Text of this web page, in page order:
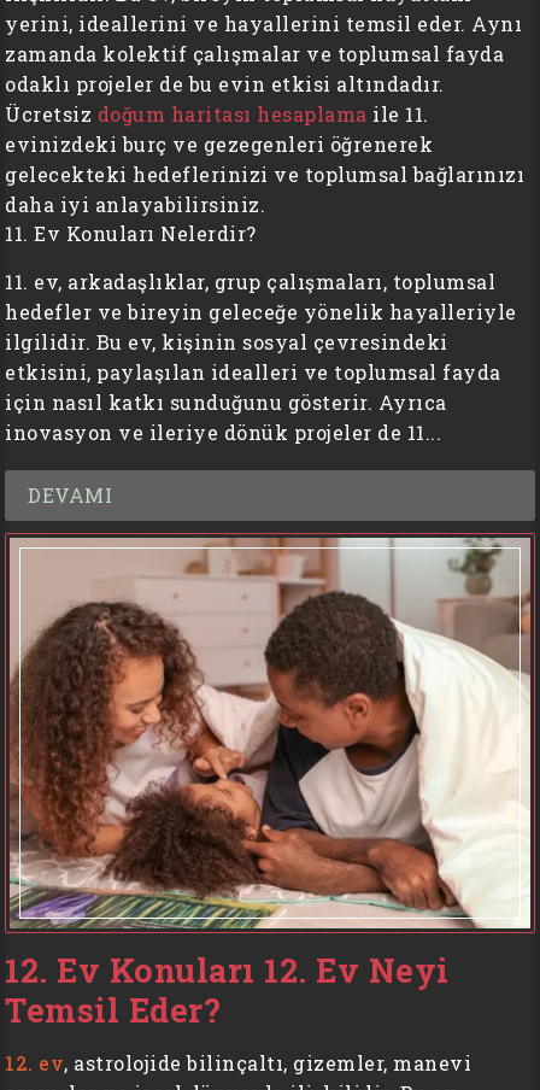
yerini, ideallerini ve hayallerini temsil eder. Aynı
zamanda kolektif çalışmalar ve toplumsal fayda
odaklı projeler de bu evin etkisi altındadır.
Ücretsiz doğum haritası hesaplama ile 11.
evinizdeki burç ve gezegenleri öğrenerek
gelecekteki hedeflerinizi ve toplumsal bağlarınızı
daha iyi anlayabilirsiniz.
11. Ev Konuları Nelerdir?
11. ev, arkadaşlıklar, grup çalışmaları, toplumsal
hedefler ve bireyin geleceğe yönelik hayalleriyle
ilgilidir. Bu ev, kişinin sosyal çevresindeki
etkisini, paylaşılan idealleri ve toplumsal fayda
için nasıl katkı sunduğunu gösterir. Ayrıca
inovasyon ve ileriye dönük projeler de 11...
DEVAMI
12. Ev Konuları 12. Ev Neyi
Temsil Eder?
12. ev, astrolojide bilinçaltı, gizemler, manevi